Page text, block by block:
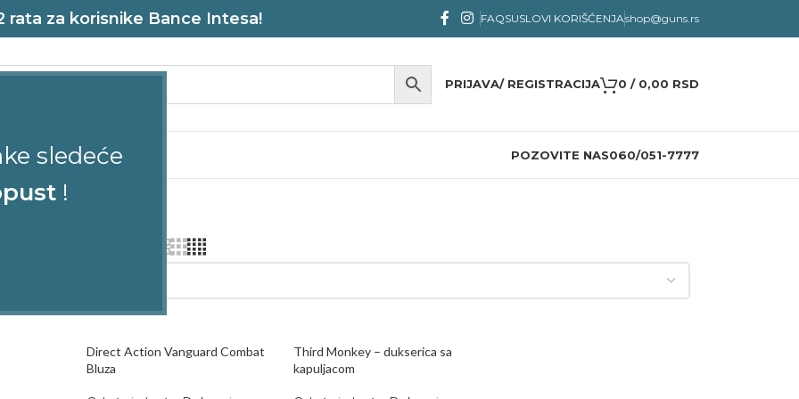
sledeće
!
rata za korisnike Bance Intesa! FAQSUSLOVI KORIŠĆENJAshop@guns.rs
PRIJAVA/ REGISTRACIJA 0 / 0,00 RSD
POZOVITE NAS060/051-7777
Duksevi, džemperi
Direct Action Vanguard Combat
Bluza
Third Monkey – dukserica sa
kapuljacom